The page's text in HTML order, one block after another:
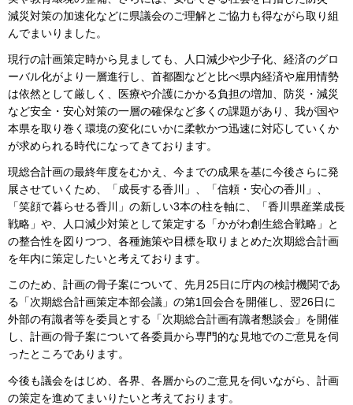
減災対策の加速化などに県議会のご理解とご協力も得ながら取り組
んでまいりました。
現行の計画策定時から見ましても、人口減少や少子化、経済のグロ
ーバル化がより一層進行し、首都圏などと比べ県内経済や雇用情勢
は依然として厳しく、医療や介護にかかる負担の増加、防災・減災
など安全・安心対策の一層の確保など多くの課題があり、我が国や
本県を取り巻く環境の変化にいかに柔軟かつ迅速に対応していくか
が求められる時代になってきております。
現総合計画の最終年度をむかえ、今までの成果を基に今後さらに発
展させていくため、「成長する香川」、「信頼・安心の香川」、
「笑顔で暮らせる香川」の新しい3本の柱を軸に、「香川県産業成長
戦略」や、人口減少対策として策定する「かがわ創生総合戦略」と
の整合性を図りつつ、各種施策や目標を取りまとめた次期総合計画
を年内に策定したいと考えております。
このため、計画の骨子案について、先月25日に庁内の検討機関であ
る「次期総合計画策定本部会議」の第1回会合を開催し、翌26日に
外部の有識者等を委員とする「次期総合計画有識者懇談会」を開催
し、計画の骨子案について各委員から専門的な見地でのご意見を伺
ったところであります。
今後も議会をはじめ、各界、各層からのご意見を伺いながら、計画
の策定を進めてまいりたいと考えております。